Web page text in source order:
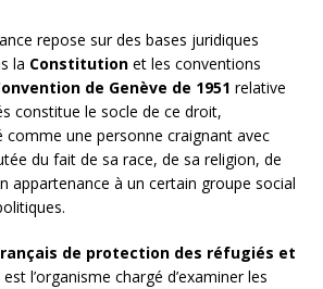
repose sur des bases juridiques
la Constitution et les conventions
de Genève de 1951 relative
constitue le socle de ce droit,
comme une personne craignant avec
du fait de sa race, de sa religion, de
appartenance à un certain groupe social
de protection des réfugiés et
est l’organisme chargé d’examiner les